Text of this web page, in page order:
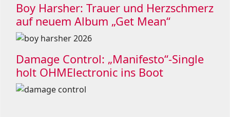
Boy Harsher: Trauer und Herzschmerz
auf neuem Album „Get Mean“
Damage Control: „Manifesto“-Single
holt OHMElectronic ins Boot